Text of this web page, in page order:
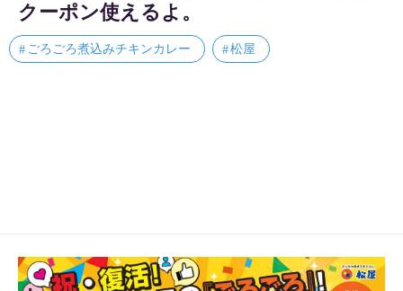
クーポン使えるよ。
ごろごろ煮込みチキンカレー 松屋